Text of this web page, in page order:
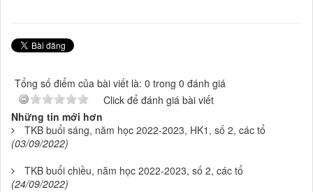
Tổng số điểm của bài viết là: 0 trong 0 đánh giá
Click để đánh giá bài viết
Những tin mới hơn
TKB buổi sáng, năm học 2022-2023, HK1, số 2, các tổ
(03/09/2022)
TKB buổi chiều, năm học 2022-2023, số 2, các tổ
(24/09/2022)